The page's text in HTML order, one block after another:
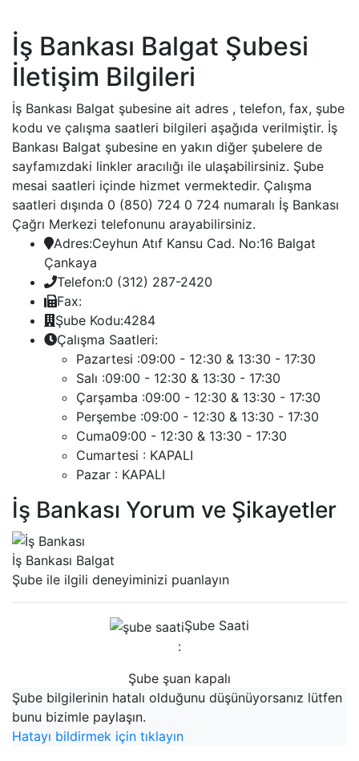
İş Bankası Balgat Şubesi
İletişim Bilgileri
İş Bankası Balgat şubesine ait adres , telefon, fax, şube
kodu ve çalışma saatleri bilgileri aşağıda verilmiştir. İş
Bankası Balgat şubesine en yakın diğer şubelere de
sayfamızdaki linkler aracılığı ile ulaşabilirsiniz. Şube
mesai saatleri içinde hizmet vermektedir. Çalışma
saatleri dışında 0 (850) 724 0 724 numaralı İş Bankası
Çağrı Merkezi telefonunu arayabilirsiniz.
Adres:Ceyhun Atıf Kansu Cad. No:16 Balgat
Çankaya
Telefon:0 (312) 287-2420
Fax:
Şube Kodu:4284
Çalışma Saatleri:
Pazartesi :09:00 - 12:30 & 13:30 - 17:30
Salı :09:00 - 12:30 & 13:30 - 17:30
Çarşamba :09:00 - 12:30 & 13:30 - 17:30
Perşembe :09:00 - 12:30 & 13:30 - 17:30
Cuma09:00 - 12:30 & 13:30 - 17:30
Cumartesi : KAPALI
Pazar : KAPALI
İş Bankası Yorum ve Şikayetler
İş Bankası Balgat
Şube ile ilgili deneyiminizi puanlayın
Şube Saati
:
Şube şuan kapalı
Şube bilgilerinin hatalı olduğunu düşünüyorsanız lütfen
bunu bizimle paylaşın.
Hatayı bildirmek için tıklayın